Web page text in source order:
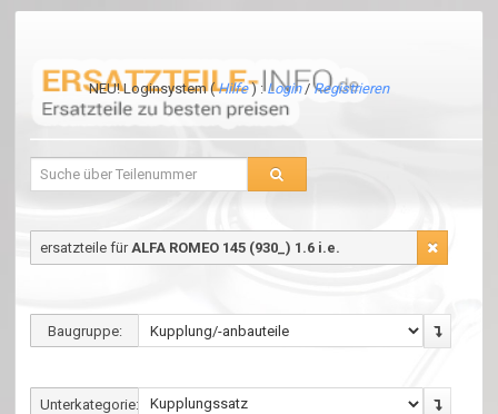
NEU! Loginsystem (Hilfe) :Login/Registrieren
ersatzteile für ALFA ROMEO 145 (930_) 1.6 i.e.
Baugruppe:
Unterkategorie: